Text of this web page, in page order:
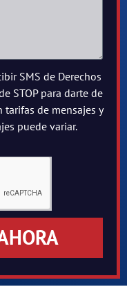
SMS de Derechos
STOP para darte de
tarifas de mensajes y
puede variar.